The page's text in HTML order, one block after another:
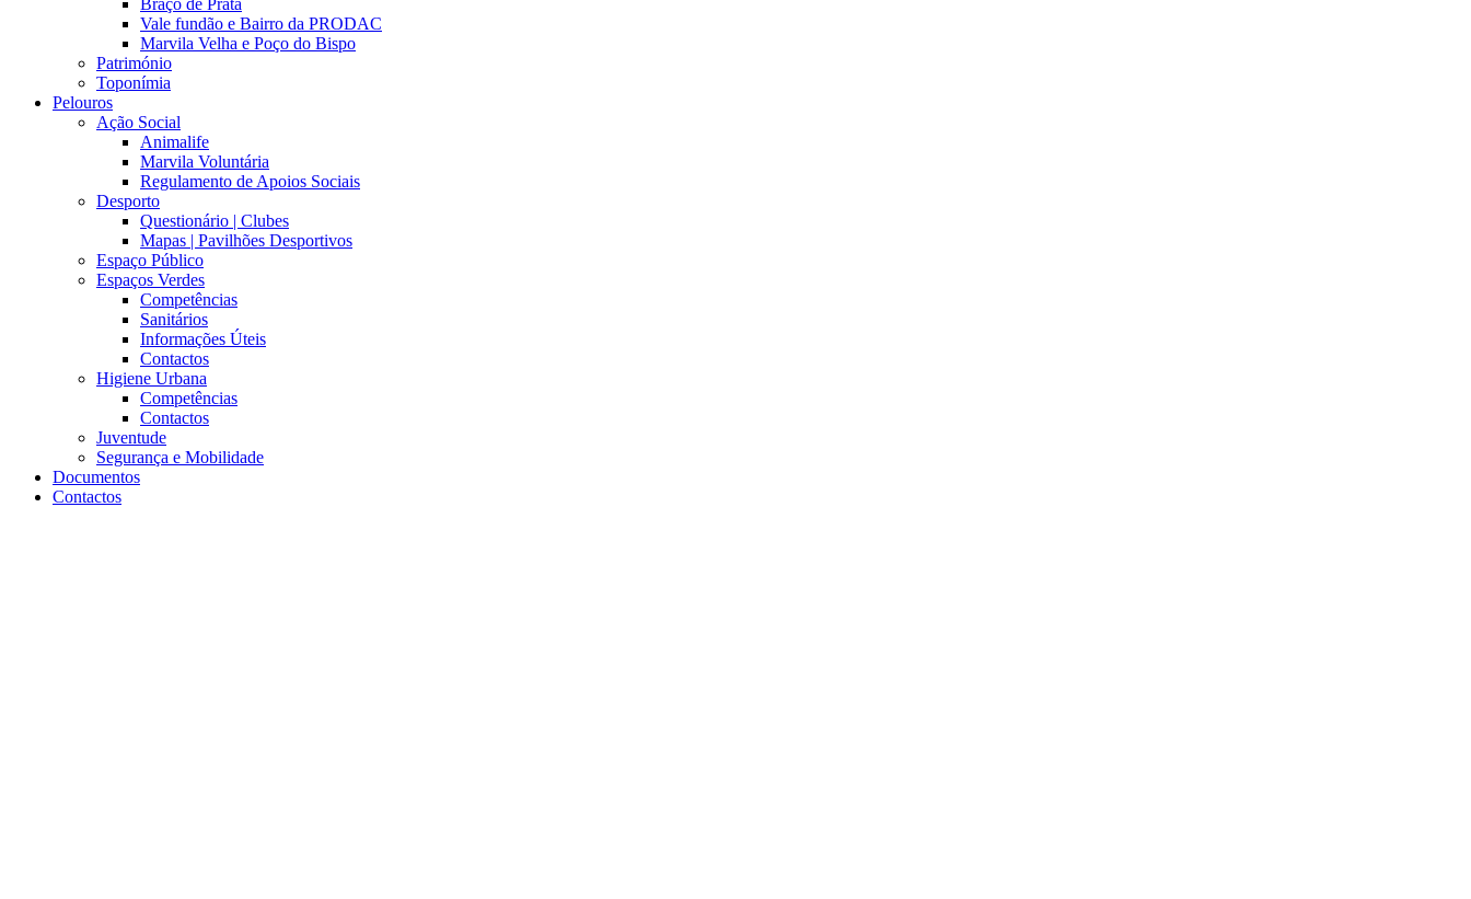
Braço de Prata
Vale fundão e Bairro da PRODAC
Marvila Velha e Poço do Bispo
Património
Toponímia
Pelouros
Ação Social
Animalife
Marvila Voluntária
Regulamento de Apoios Sociais
Desporto
Questionário | Clubes
Mapas | Pavilhões Desportivos
Espaço Público
Espaços Verdes
Competências
Sanitários
Informações Úteis
Contactos
Higiene Urbana
Competências
Contactos
Juventude
Segurança e Mobilidade
Documentos
Contactos